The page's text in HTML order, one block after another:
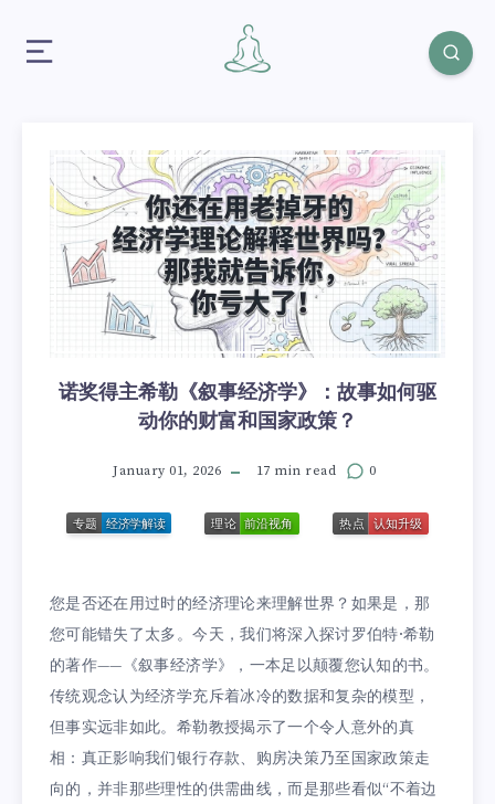
诺奖得主希勒《叙事经济学》：故事如何驱
动你的财富和国家政策？
January 01, 2026 17 min read 0
您是否还在用过时的经济理论来理解世界？如果是，那
您可能错失了太多。今天，我们将深入探讨罗伯特·希勒
的著作——《叙事经济学》，一本足以颠覆您认知的书。
传统观念认为经济学充斥着冰冷的数据和复杂的模型，
但事实远非如此。希勒教授揭示了一个令人意外的真
相：真正影响我们银行存款、购房决策乃至国家政策走
向的，并非那些理性的供需曲线，而是那些看似“不着边